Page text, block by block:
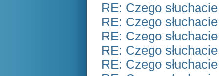
RE: Czego
RE: Czego
RE: Czego
RE: Czego
RE: Czego